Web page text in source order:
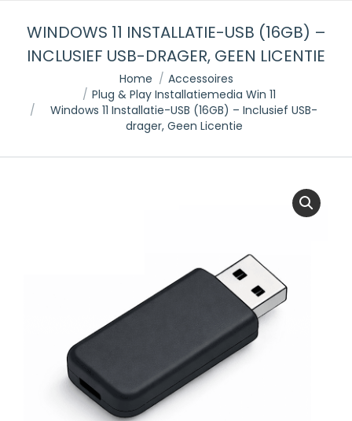
WINDOWS 11 INSTALLATIE-USB (16GB) –
INCLUSIEF USB-DRAGER, GEEN LICENTIE
Home
Accessoires
Plug & Play Installatiemedia Win 11
Windows 11 Installatie-USB (16GB) – Inclusief USB-
drager, Geen Licentie